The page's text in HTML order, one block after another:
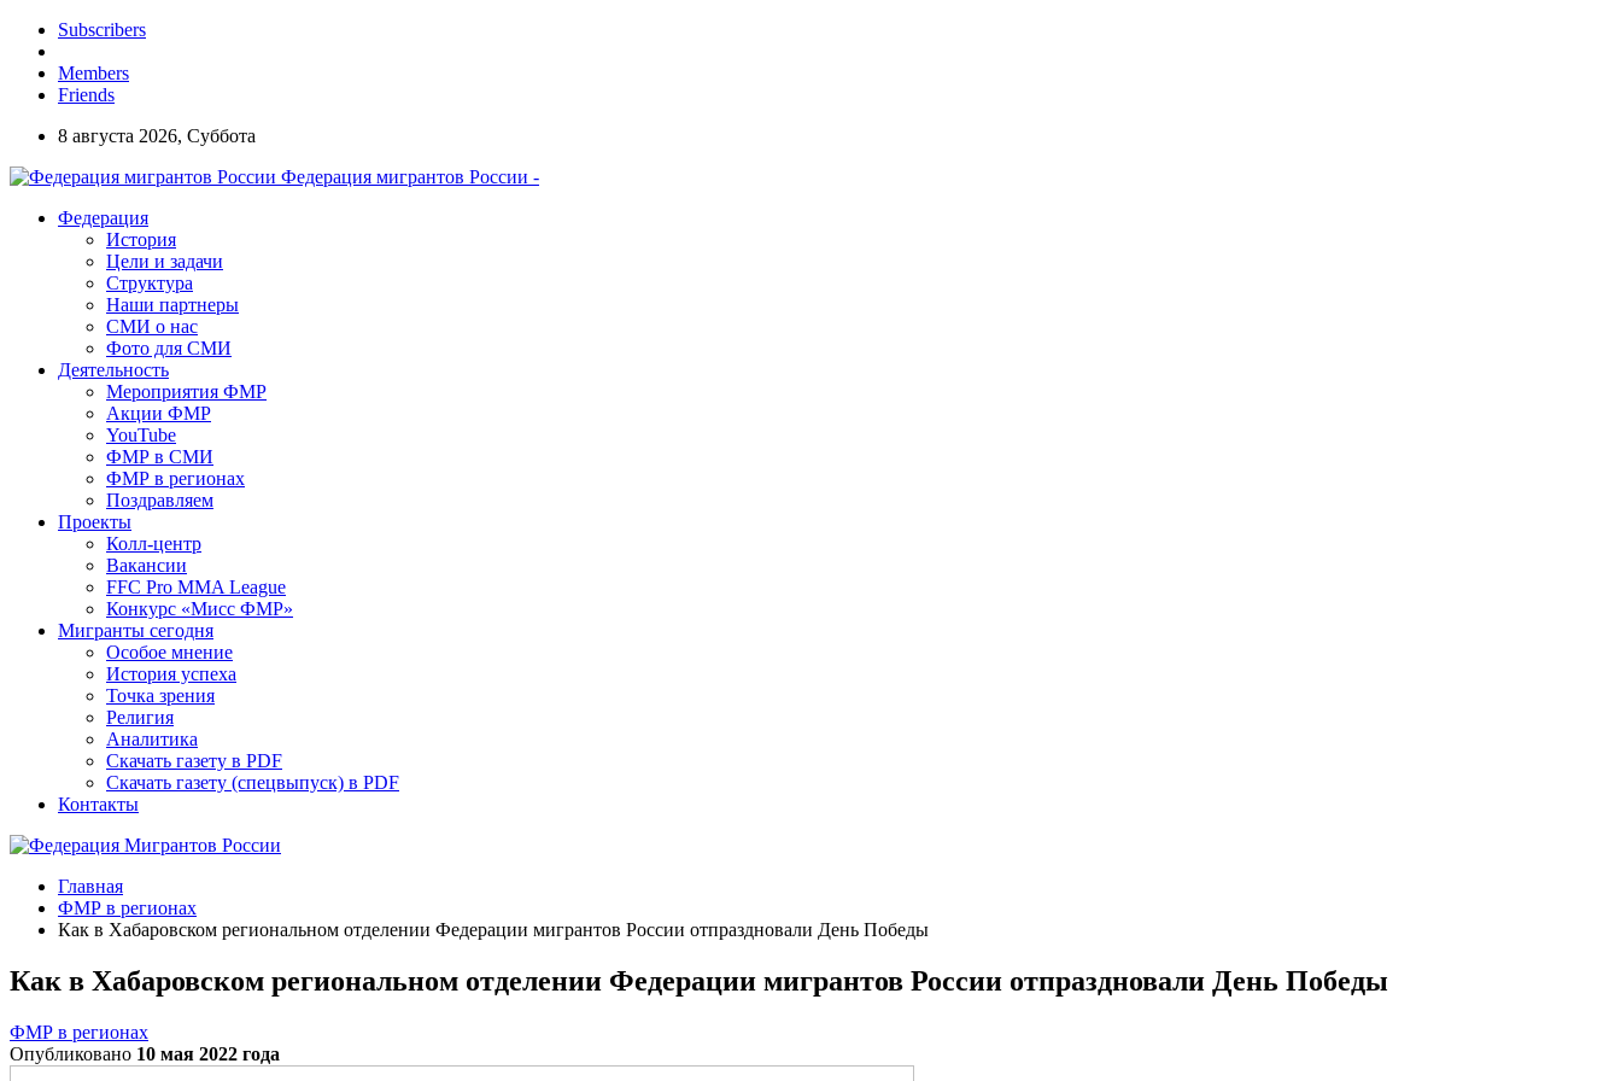
Subscribers
Members
Friends
8 августа 2026, Суббота
Федерация мигрантов России -
Федерация
История
Цели и задачи
Структура
Наши партнеры
СМИ о нас
Фото для СМИ
Деятельность
Мероприятия ФМР
Акции ФМР
YouTube
ФМР в СМИ
ФМР в регионах
Поздравляем
Проекты
Колл-центр
Вакансии
FFC Pro MMA League
Конкурс «Мисс ФМР»
Мигранты сегодня
Особое мнение
История успеха
Точка зрения
Религия
Аналитика
Скачать газету в PDF
Скачать газету (спецвыпуск) в PDF
Контакты
Главная
ФМР в регионах
Как в Хабаровском региональном отделении Федерации мигрантов России отпраздновали День Победы
Как в Хабаровском региональном отделении Федерации мигрантов России отпраздновали День Победы
ФМР в регионах
Опубликовано 10 мая 2022 года